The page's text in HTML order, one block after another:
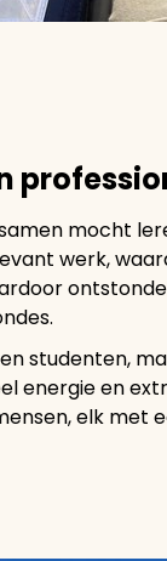
mocht
werk,
studenten,
energie en
elk met